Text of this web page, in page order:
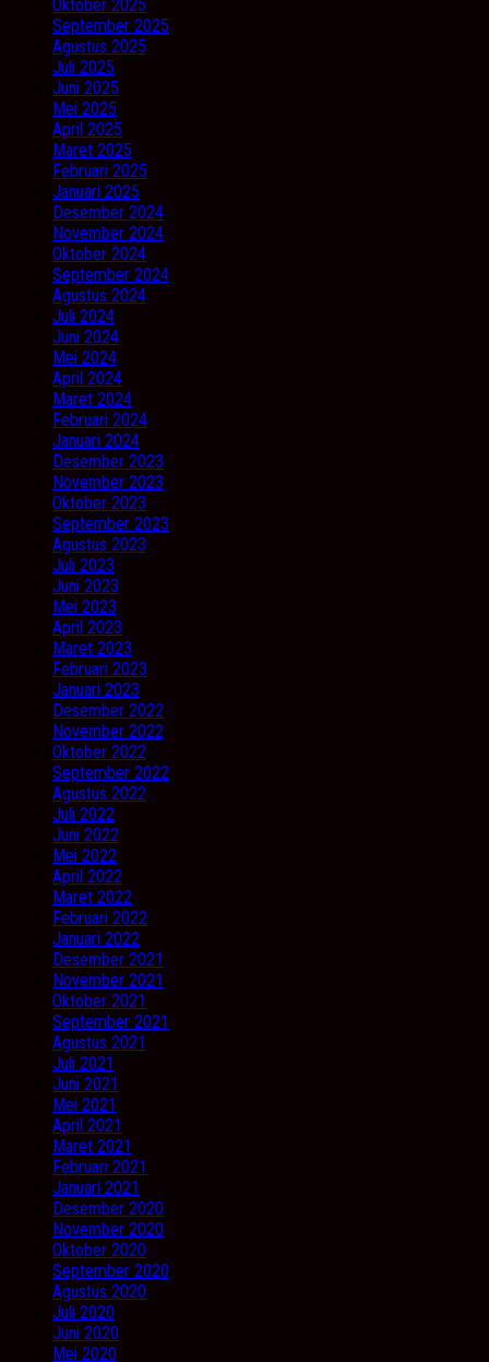
Oktober 2025
September 2025
Agustus 2025
Juli 2025
Juni 2025
Mei 2025
April 2025
Maret 2025
Februari 2025
Januari 2025
Desember 2024
November 2024
Oktober 2024
September 2024
Agustus 2024
Juli 2024
Juni 2024
Mei 2024
April 2024
Maret 2024
Februari 2024
Januari 2024
Desember 2023
November 2023
Oktober 2023
September 2023
Agustus 2023
Juli 2023
Juni 2023
Mei 2023
April 2023
Maret 2023
Februari 2023
Januari 2023
Desember 2022
November 2022
Oktober 2022
September 2022
Agustus 2022
Juli 2022
Juni 2022
Mei 2022
April 2022
Maret 2022
Februari 2022
Januari 2022
Desember 2021
November 2021
Oktober 2021
September 2021
Agustus 2021
Juli 2021
Juni 2021
Mei 2021
April 2021
Maret 2021
Februari 2021
Januari 2021
Desember 2020
November 2020
Oktober 2020
September 2020
Agustus 2020
Juli 2020
Juni 2020
Mei 2020